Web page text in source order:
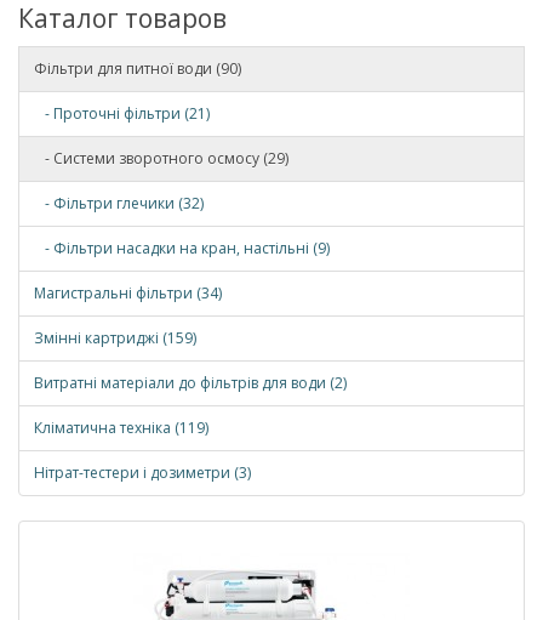
Каталог товаров
Фільтри для питної води (90)
- Проточні фільтри (21)
- Системи зворотного осмосу (29)
- Фільтри глечики (32)
- Фільтри насадки на кран, настільні (9)
Магистральні фільтри (34)
Змінні картриджі (159)
Витратні матеріали до фільтрів для води (2)
Кліматична техніка (119)
Нітрат-тестери і дозиметри (3)